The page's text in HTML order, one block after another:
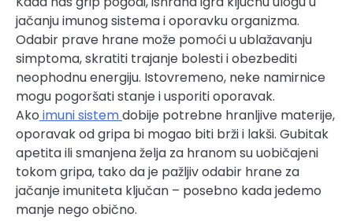
jačanju imunog sistema i oporavku organizma.
Odabir prave hrane može pomoći u ublažavanju
simptoma, skratiti trajanje bolesti i obezbediti
neophodnu energiju. Istovremeno, neke namirnice
mogu pogoršati stanje i usporiti oporavak.
Ako imuni sistemdobije potrebne hranljive materije,
oporavak od gripa bi mogao biti brži i lakši. Gubitak
apetita ili smanjena želja za hranom su uobičajeni
tokom gripa, tako da je pažljiv odabir hrane za
jačanje imuniteta ključan – posebno kada jedemo
manje nego obično.